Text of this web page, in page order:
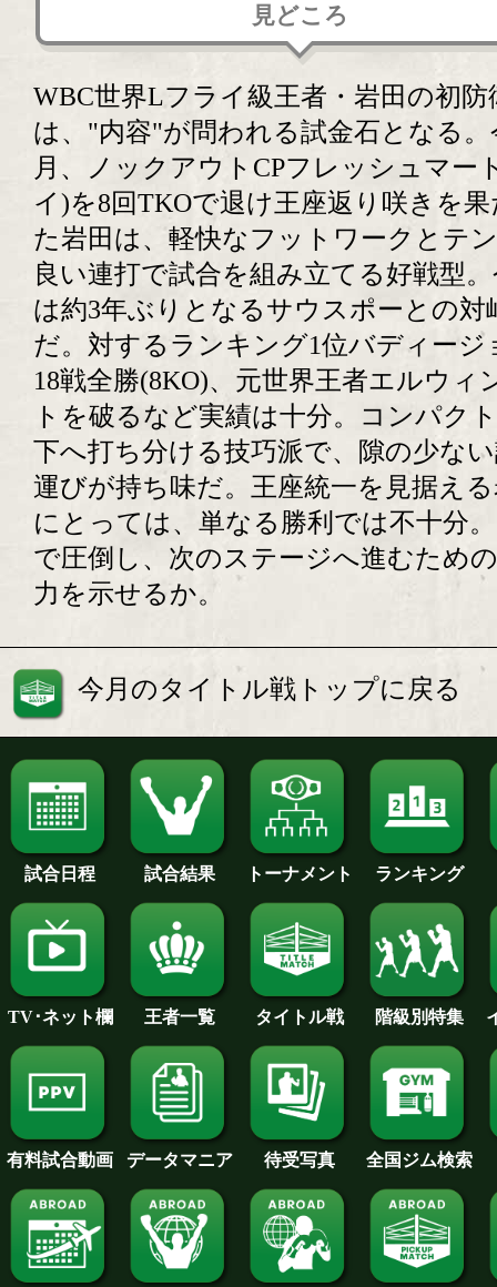
見どころ
WBC世界Lフライ級王者・岩田の初防
は、"内容"が問われる試金石となる。
月、ノックアウトCPフレッシュマー
イ)を8回TKOで退け王座返り咲きを
た岩田は、軽快なフットワークとテ
良い連打で試合を組み立てる好戦型
は約3年ぶりとなるサウスポーとの対
だ。対するランキング1位バディージ
18戦全勝(8KO)、元世界王者エルウィ
トを破るなど実績は十分。コンパク
下へ打ち分ける技巧派で、隙の少な
運びが持ち味だ。王座統一を見据え
にとっては、単なる勝利では不十分
で圧倒し、次のステージへ進むため
力を示せるか。
今月のタイトル戦トップに戻る
試合日程 試合結果 トーナメント ランキング
TV･ネット欄 王者一覧 タイトル戦 階級別特集
有料試合動画 データマニア 待受写真 全国ジム検索